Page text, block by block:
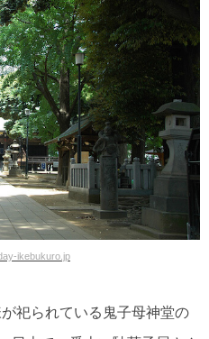
ikebukuro.jp
祀られている鬼子母神堂の